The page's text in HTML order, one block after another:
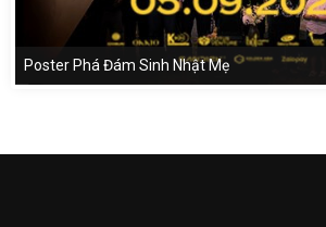
Poster Phá Đám Sinh Nhật Mẹ